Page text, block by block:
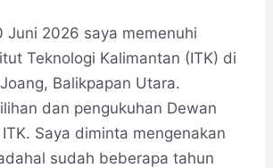
Juni 2026 saya memenuhi
Teknologi Kalimantan (ITK) di
Balikpapan Utara.
dan pengukuhan Dewan
Saya diminta mengenakan
sudah beberapa tahun